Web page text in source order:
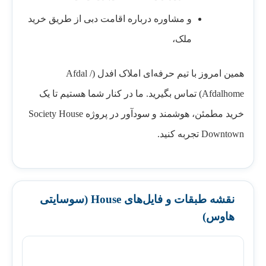
و مشاوره درباره اقامت دبی از طریق خرید
ملک،
همین امروز با تیم حرفه‌ای املاک افدل (Afdal /
Afdalhome) تماس بگیرید. ما در کنار شما هستیم تا یک
خرید مطمئن، هوشمند و سودآور در پروژه Society House
Downtown تجربه کنید.
نقشه طبقات و فایل‌های House (سوسایتی
هاوس)